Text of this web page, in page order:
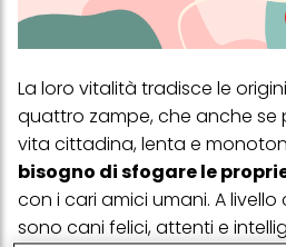
La loro vitalità tradisce le
quattro zampe, che anche
vita cittadina, lenta e
bisogno di sfogare le
con i cari amici umani. A
sono cani felici, attenti e